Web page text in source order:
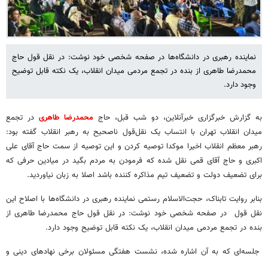
نماینده رهبری در دانشگاه‌ها در صفحه شخصی خود نوشت: در نقل قول حاج
محمدرضا طاهری از بنده در تجمع مردمی میدان انقلاب، یک نکته قابل توضیح
وجود دارد.
به گزارش خبرگزاری خبرآنلاین، دو شب قبل، حاج محمدرضا طاهری در تجمع
میدان انقلاب تهران با انتساب یک نقل‌قول ناصحیح به رهبر انقلاب گفته بود:
رهبر معظم انقلاب اخیرا موکدا توصیه کردن و این توصیه از سمت حاج آقای علی
اکبری و حاج آقای قمی نقل شده که فرمودن به مردم بگید در میادین حرفی که
برای تضعیف دولت و تضعیف تیم مذاکره کننده باشد اصلا به زبان نیاوردید.
بنابر روایت تابناک، حجت‌الاسلام رستمی نماینده رهبری در دانشگاه‌ها با اصلاح این
نقل قول در صفحه شخصی خود نوشت: در نقل قول حاج محمدرضا طاهری از
بنده در تجمع مردمی میدان انقلاب، یک نکته قابل توضیح وجود دارد.
جلسه‌ای که به آن اشاره شده، نشست هفتگی مسئولان برخی نهادهای دینی و